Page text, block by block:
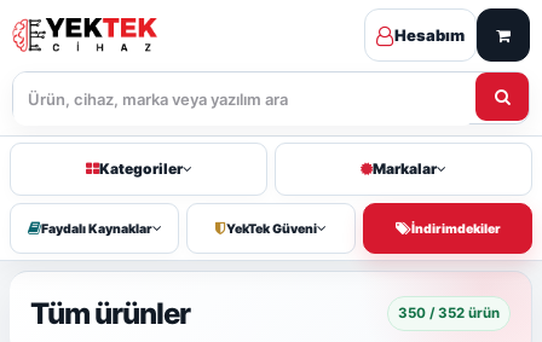
Hesabım
Kategoriler Markalar
Faydalı Kaynaklar YekTek Güveni İndirimdekiler
Tüm ürünler 350 / 352 ürün